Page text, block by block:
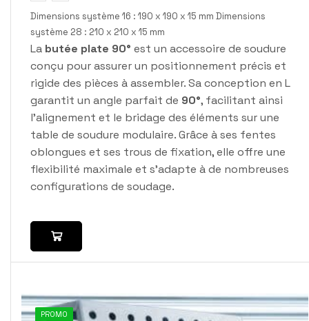
Dimensions système 16 : 190 x 190 x 15 mm Dimensions
système 28 : 210 x 210 x 15 mm
La butée plate 90° est un accessoire de soudure
conçu pour assurer un positionnement précis et
rigide des pièces à assembler. Sa conception en L
garantit un angle parfait de 90°, facilitant ainsi
l'alignement et le bridage des éléments sur une
table de soudure modulaire. Grâce à ses fentes
oblongues et ses trous de fixation, elle offre une
flexibilité maximale et s’adapte à de nombreuses
configurations de soudage.
PROMO